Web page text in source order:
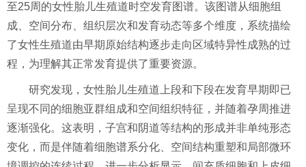
至25周的女性胎儿生殖道时空发育图谱。该图谱从细胞组
成、空间分布、组织层次和发育动态等多个维度，系统描绘
了女性生殖道由早期原始结构逐步走向区域特异性成熟的过
程，为理解其正常发育提供了重要资源。
研究发现，女性胎儿生殖道上段和下段在发育早期即已
呈现不同的细胞亚群组成和空间组织特征，并随着孕周推进
逐渐强化。这表明，子宫和阴道等结构的形成并非单纯形态
变化，而是伴随着细胞谱系分化、空间结构重塑和局部微环